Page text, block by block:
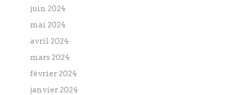
juin 2024
mai 2024
avril 2024
mars 2024
février 2024
janvier 2024